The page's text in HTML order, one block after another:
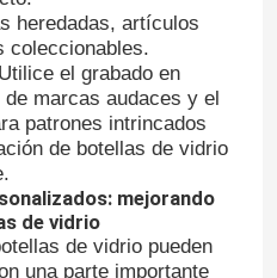
heredadas, artículos
coleccionables.
el grabado en
marcas audaces y el
patrones intrincados
de botellas de vidrio
mejorando
de vidrio
de vidrio pueden
una parte importante